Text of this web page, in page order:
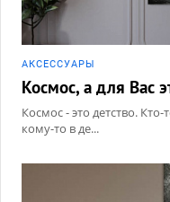
АКCЕССУАРЫ
Космос, а для Вас
Космос - это детство.
кому-то в де...